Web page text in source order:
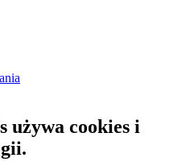
używa cookies i